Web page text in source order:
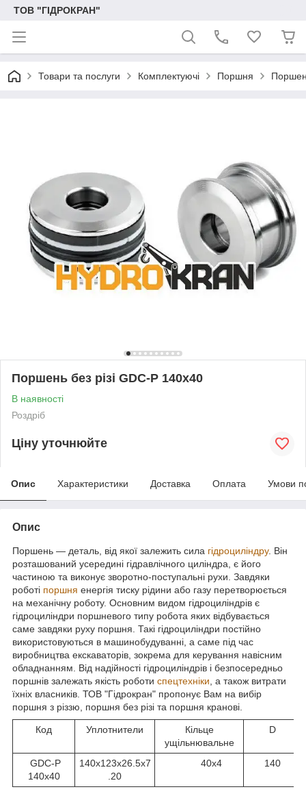
ТОВ "ГІДРОКРАН"
Товари та послуги Комплектуючі Поршня
Поршень без різі GDC-P 140x40
В наявності
Роздріб
Ціну уточнюйте
Опис Характеристики Доставка Оплата Умови
Опис
Поршень — деталь, від якої залежить сила гідроциліндру. Він
розташований усередині гідравлічного циліндра, є його
частиною та виконує зворотно-поступальні рухи. Завдяки
роботі поршня енергія тиску рідини або газу перетворюється
на механічну роботу. Основним видом гідроциліндрів є
гідроциліндри поршневого типу робота яких відбувається
саме завдяки руху поршня. Такі гідроциліндри постійно
використовуються в машинобудуванні, а саме під час
виробництва екскаваторів, зокрема для керування навісним
обладнанням. Від надійності гідроциліндрів і безпосередньо
поршнів залежать якість роботи спецтехніки , а також витрати
їхніх власників. ТОВ "Гідрокран" пропонує Вам на вибір
поршня з різзю, поршня без різі та поршня кранові.
Код Уплотнители
Кільце
ущільнювальне
D
GDC-P
140x40
140x123x26.5x7
.20
40x4 140